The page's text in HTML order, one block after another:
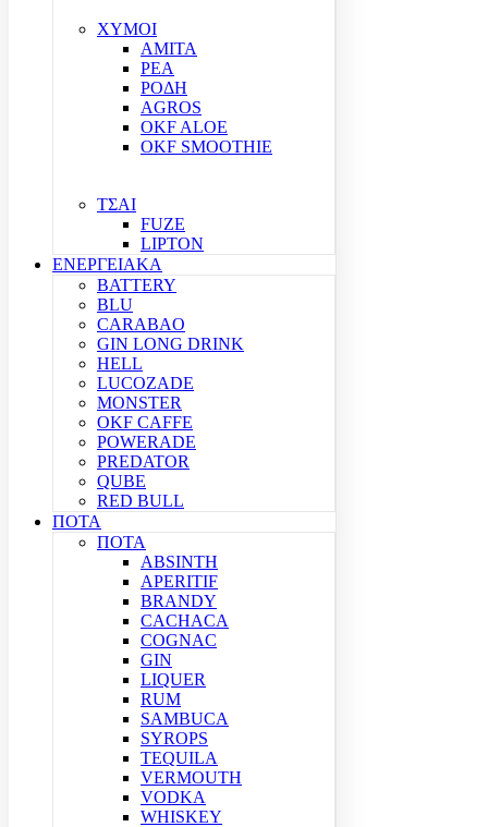
ΧΥΜΟΙ
ΑΜΙΤΑ
ΡΕΑ
ΡΟΔΗ
AGROS
OKF ALOE
OKF SMOOTHIE
ΤΣΑΙ
FUZE
LIPTON
ΕΝΕΡΓΕΙΑΚΑ
BATTERY
BLU
CARABAO
GIN LONG DRINK
HELL
LUCOZADE
MONSTER
OKF CAFFE
POWERADE
PREDATOR
QUBE
RED BULL
ΠΟΤΑ
ΠΟΤΑ
ABSINTH
APERITIF
BRANDY
CACHACA
COGNAC
GIN
LIQUER
RUM
SAMBUCA
SYROPS
TEQUILA
VERMOUTH
VODKA
WHISKEY